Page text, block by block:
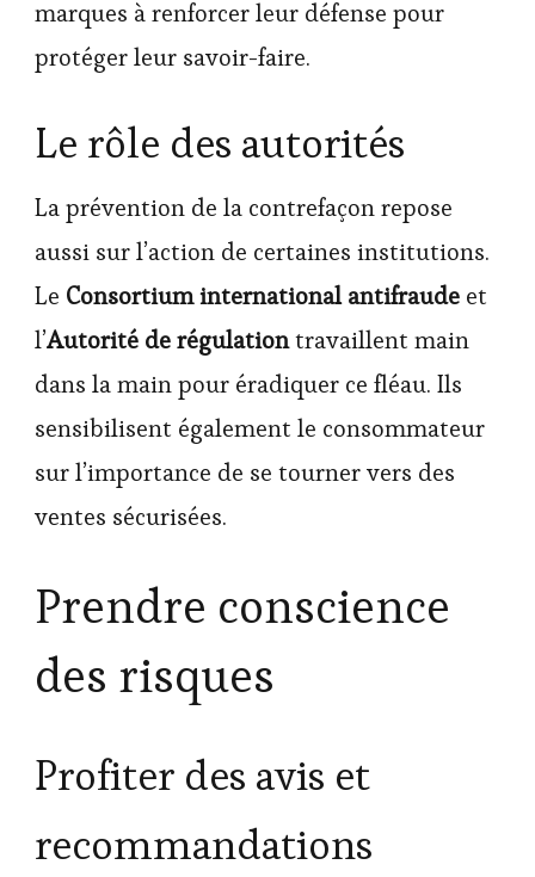
marques à renforcer leur défense pour
protéger leur savoir-faire.
Le rôle des autorités
La prévention de la contrefaçon repose
aussi sur l’action de certaines institutions.
Le Consortium international antifraude et
l’Autorité de régulationtravaillent main
dans la main pour éradiquer ce fléau. Ils
sensibilisent également le consommateur
sur l’importance de se tourner vers des
ventes sécurisées.
Prendre conscience
des risques
Profiter des avis et
recommandations